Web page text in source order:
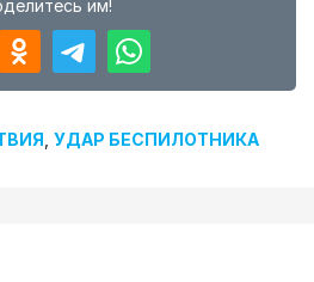
им!
УДАР БЕСПИЛОТНИКА